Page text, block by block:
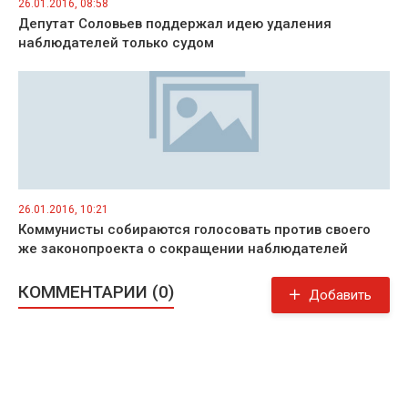
26.01.2016, 08:58
Депутат Соловьев поддержал идею удаления
наблюдателей только судом
26.01.2016, 10:21
Коммунисты собираются голосовать против своего
же законопроекта о сокращении наблюдателей
КОММЕНТАРИИ (0) Добавить